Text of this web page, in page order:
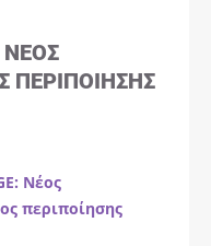
ΝΈΟΣ
ΠΕΡΙΠΟΊΗΣΗΣ
Νέος
περιποίησης